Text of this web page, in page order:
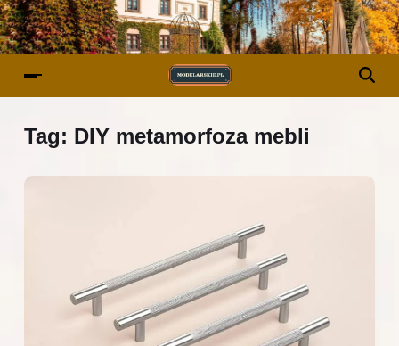
Tag: DIY metamorfoza mebli